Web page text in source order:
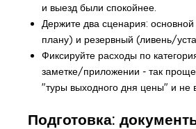
и выезд были спокойнее.
Держите два сценария:
плану) и резервный (ливень/
Фиксируйте расходы по
заметке/приложении - так проще
"туры выходного дня цены" и не
Подготовка: